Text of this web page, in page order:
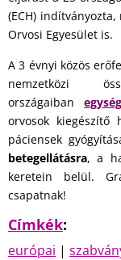
(ECH)
Orvosi Egyesület is.
A 3 évnyi közös
nemzetközi
országaiban
orvosok kiegészítő
páciensek
betegellátásra, a
keretein belül.
csapatnak!
Címkék:
európai |